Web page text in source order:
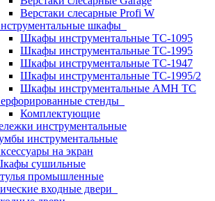
Верстаки слесарные Profi W
шкафы
Шкафы инструментальные TC-1095
Шкафы инструментальные TC-1995
Шкафы инструментальные TC-1947
Шкафы инструментальные TC-1995/2
Шкафы инструментальные AMH TC
стенды
Комплектующие
инструментальные
инструментальные
на экран
сушильные
промышленные
входные двери